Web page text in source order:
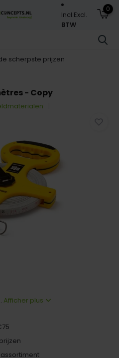
Incl.Excl.
BTW
0
scherpste prijzen
- Copy
Afficher plus